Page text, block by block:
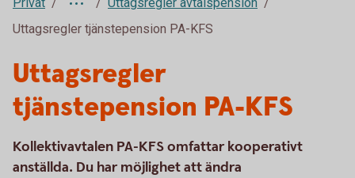
Uttagsregler tjänstepension PA-KFS
Uttagsregler
tjänstepension PA-KFS
Kollektivavtalen PA-KFS omfattar kooperativt
anställda. Du har möjlighet att ändra